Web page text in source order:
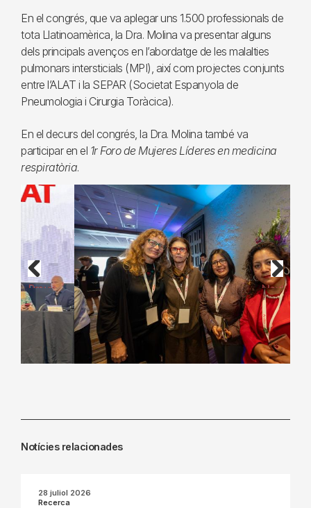
En el congrés, que va aplegar uns 1.500 professionals de
tota Llatinoamèrica, la Dra. Molina va presentar alguns
dels principals avenços en l’abordatge de les malalties
pulmonars intersticials (MPI), així com projectes conjunts
entre l’ALAT i la SEPAR (Societat Espanyola de
Pneumologia i Cirurgia Toràcica).
En el decurs del congrés, la Dra. Molina també va
participar en el 1r Foro de Mujeres Líderes en medicina
respiratòria.
Previous Next
Notícies relacionades
28 juliol 2026
Recerca